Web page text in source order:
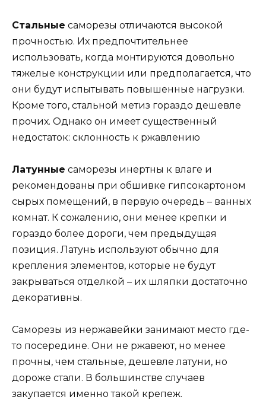
Стальные саморезы отличаются высокой
прочностью. Их предпочтительнее
использовать, когда монтируются довольно
тяжелые конструкции или предполагается, что
они будут испытывать повышенные нагрузки.
Кроме того, стальной метиз гораздо дешевле
прочих. Однако он имеет существенный
недостаток: склонность к ржавлению
Латунные саморезы инертны к влаге и
рекомендованы при обшивке гипсокартоном
сырых помещений, в первую очередь – ванных
комнат. К сожалению, они менее крепки и
гораздо более дороги, чем предыдущая
позиция. Латунь используют обычно для
крепления элементов, которые не будут
закрываться отделкой – их шляпки достаточно
декоративны.
Саморезы из нержавейки занимают место где-
то посередине. Они не ржавеют, но менее
прочны, чем стальные, дешевле латуни, но
дороже стали. В большинстве случаев
закупается именно такой крепеж.